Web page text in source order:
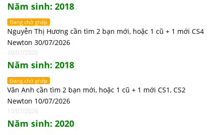
Năm sinh: 2018
Đang chờ ghép
Nguyễn Thị Hương cần tìm 2 bạn mới, hoặc 1 cũ + 1 mới CS4
Newton 30/07/2026
30/07/2026
Năm sinh: 2018
Đang chờ ghép
Vân Anh cần tìm 2 bạn mới, hoặc 1 cũ + 1 mới CS1, CS2
Newton 10/07/2026
10/07/2026
Năm sinh: 2020